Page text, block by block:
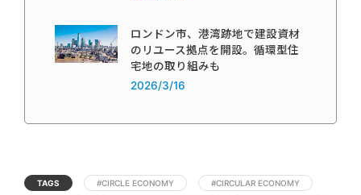
ロンドン市、港湾跡地で建設資材
のリユース拠点を開設。循環型住
宅地の取り組みも
2026/3/16
TAGS #CIRCLE ECONOMY #CIRCULAR ECONOMY